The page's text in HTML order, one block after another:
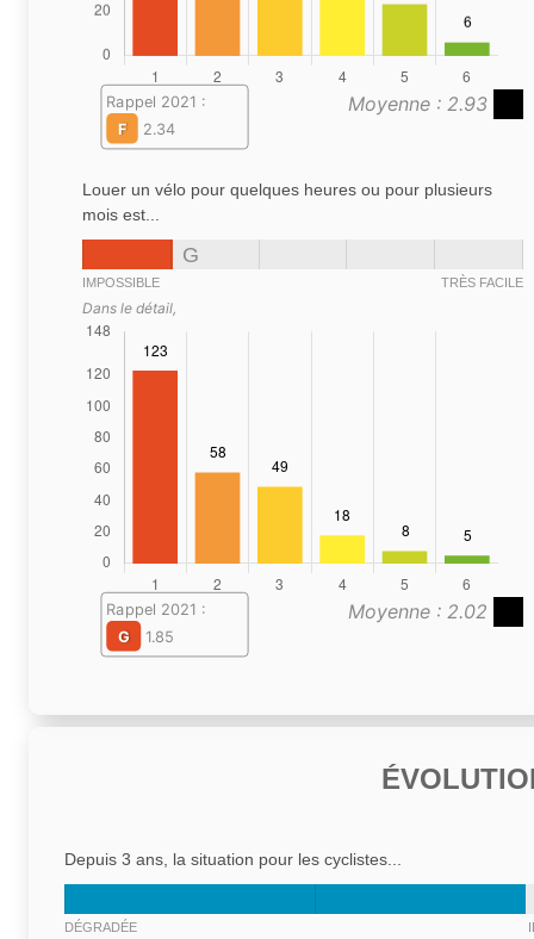
Moyenne : 2.93
Rappel 2021 :
F
2.34
Louer un vélo pour quelques heures ou pour plusieurs
mois est...
G
IMPOSSIBLE TRÈS FACILE
Dans le détail,
Moyenne : 2.02
Rappel 2021 :
G
1.85
Depuis 3 ans, la situation pour les cyclistes...
DÉGRADÉE